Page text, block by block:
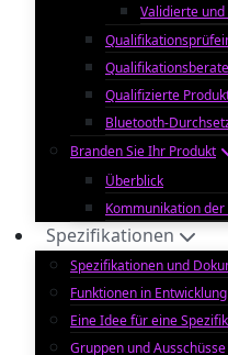
Validierte
Qualifizierte
Bluetooth-
Branden Sie Ihr Produkt
Überblick
Kommunikation
Spezifikationen
Spezifikationen und
Funktionen in Entwicklung
Eine Idee für eine
Gruppen und Ausschüsse